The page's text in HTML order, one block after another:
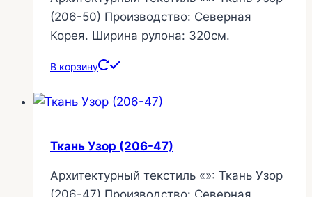
(206-50) Производство: Северная
Корея. Ширина рулона: 320см.
В корзину
Ткань Узор (206-47)
Архитектурный текстиль «»: Ткань Узор
(206-47) Производство: Северная